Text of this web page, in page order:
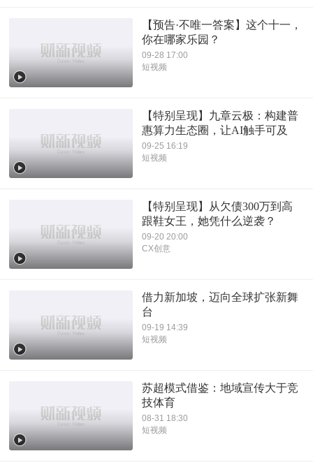
【预告·不唯一答案】这个十一，
你在哪家乐园？
09-28 17:00
短视频
【特别呈现】九章云极：构建普
惠算力生态圈，让AI触手可及
09-25 16:19
短视频
【特别呈现】从欠债300万到高
跟鞋女王，她凭什么逆袭？
09-20 20:00
CX创意
借力新加坡，迈向全球扩张新舞
台
09-19 14:39
短视频
苏超模式借鉴：地域宣传大于竞
技体育
08-31 18:30
短视频